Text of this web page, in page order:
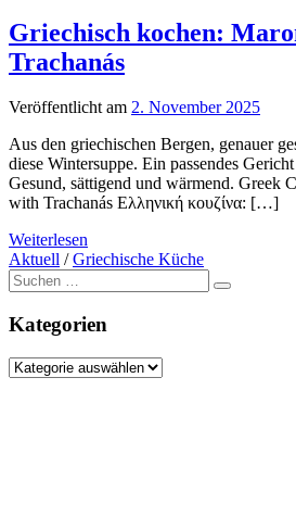
Griechisch kochen:
Trachanás
Veröffentlicht am 2. November 2025
Aus den griechischen Bergen, genauer
diese Wintersuppe. Ein passendes
Gesund, sättigend und wärmend. Greek
with Trachanás Ελληνική κουζίνα: […]
Weiterlesen
Aktuell /Griechische Küche
Suche
nach:
Kategorien
Kategorien